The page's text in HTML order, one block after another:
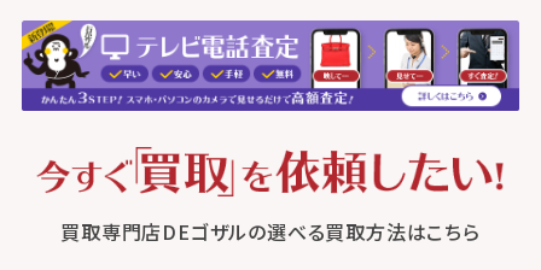
買取専門店DEゴザルの選べる買取方法はこちら